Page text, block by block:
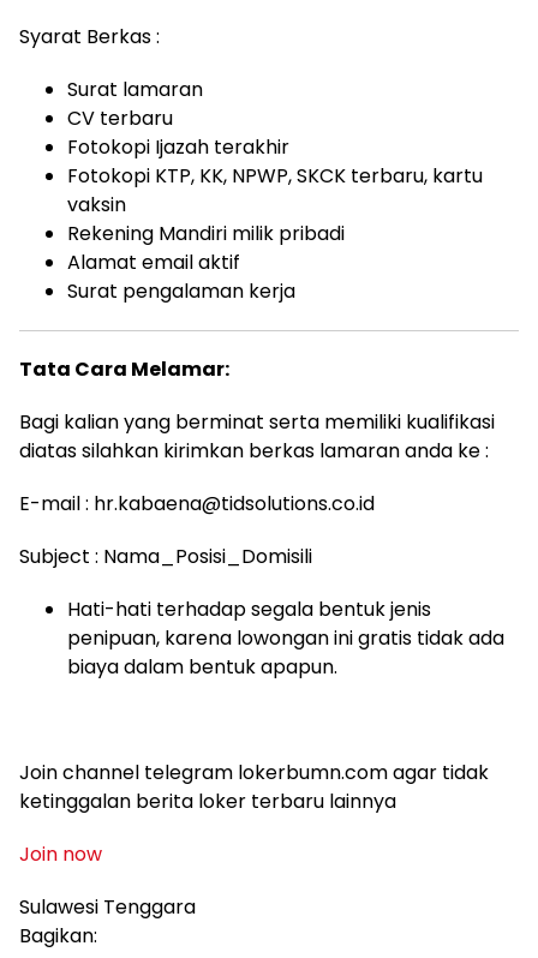
Syarat Berkas :
Surat lamaran
CV terbaru
Fotokopi Ijazah terakhir
Fotokopi KTP, KK, NPWP, SKCK terbaru, kartu
vaksin
Rekening Mandiri milik pribadi
Alamat email aktif
Surat pengalaman kerja
Tata Cara Melamar:
Bagi kalian yang berminat serta memiliki kualifikasi
diatas silahkan kirimkan berkas lamaran anda ke :
E-mail : hr.kabaena@tidsolutions.co.id
Subject : Nama_Posisi_Domisili
Hati-hati terhadap segala bentuk jenis
penipuan, karena lowongan ini gratis tidak ada
biaya dalam bentuk apapun.
Join channel telegram lokerbumn.com agar tidak
ketinggalan berita loker terbaru lainnya
Join now
Sulawesi Tenggara
Bagikan: